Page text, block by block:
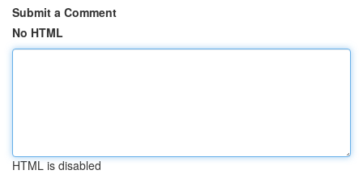
Submit a Comment
No HTML
HTML is disabled